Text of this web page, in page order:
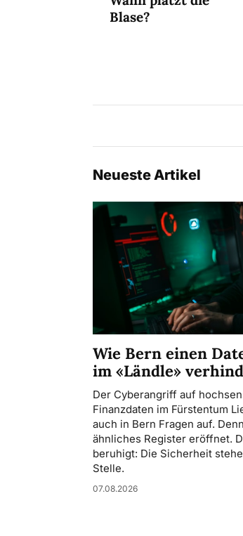
Blase?
Neueste Artikel
Wie Bern einen
im «Ländle»
Der Cyberangriff auf
Finanzdaten im Fürstentum
auch in Bern Fragen auf.
ähnliches Register eröffnet.
beruhigt: Die Sicherheit
Stelle.
07.08.2026